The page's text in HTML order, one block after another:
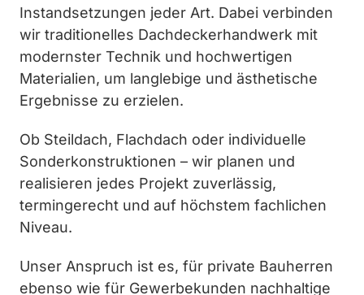
Instandsetzungen jeder Art. Dabei verbinden
wir traditionelles Dachdeckerhandwerk mit
modernster Technik und hochwertigen
Materialien, um langlebige und ästhetische
Ergebnisse zu erzielen.
Ob Steildach, Flachdach oder individuelle
Sonderkonstruktionen – wir planen und
realisieren jedes Projekt zuverlässig,
termingerecht und auf höchstem fachlichen
Niveau.
Unser Anspruch ist es, für private Bauherren
ebenso wie für Gewerbekunden nachhaltige